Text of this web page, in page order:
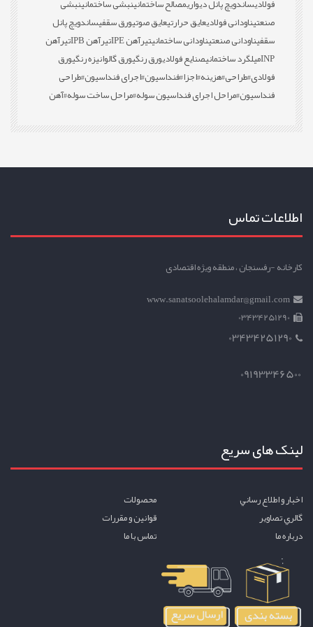
فولادیساندویچ پانل دیواریمصالح ساختمانینبشی ساختمانینبشی
صنعتیناودانی فولادیعایق حرارتیعایق صوتیورق سقفیساندویچ پانل
سقفیناودانی صنعتیناودانی ساختمانیتیرآهن IPE تیرآهن IPB
تیرآهن
INPمیلگرد ساختمانیصنایع فولادیورق رنگیورق گالوانیزه رنگیورق
فولادی#طراحی#هزینه#اجزا#فنداسیون#اجرای فنداسیون#طراحی
فنداسیون#مراحل اجرای فنداسیون سوله#مراحل ساخت سوله#آهن
اطلاعات تماس
کارخانه -رفسنجان ، منطقه ویژه اقتصادی
www.sanatsoolehalamdar@gmail.com
03434251290
03434251290
09193346500
لینک های سریع
اخبار و اطلاع رساني
محصولات
گالري تصاوير
قوانين و مقررات
درباره ما
تماس با ما